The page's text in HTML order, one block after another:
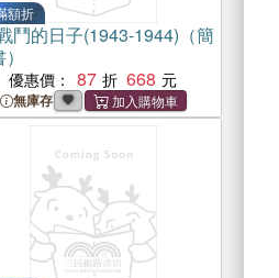
額折
鬥的日子(1943-1944)（簡
優惠價： 87 668
無庫存